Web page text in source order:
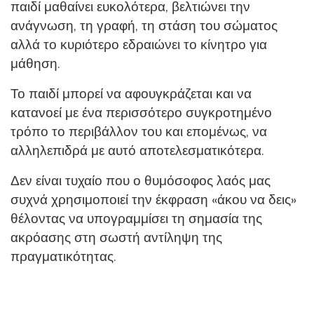
παιδί μαθαίνει ευκολότερα, βελτιώνει την
ανάγνωση, τη γραφή, τη στάση του σώματος
αλλά το κυριότερο εδραιώνει το κίνητρο για
μάθηση.
Το παιδί μπορεί να αφουγκράζεται και να
κατανοεί με ένα περισσότερο συγκροτημένο
τρόπο το περιβάλλον του και επομένως, να
αλληλεπιδρά με αυτό αποτελεσματικότερα.
Δεν είναι τυχαίο που ο θυμόσοφος λαός μας
συχνά χρησιμοποιεί την έκφραση «άκου να δεις»
θέλοντας να υπογραμμίσει τη σημασία της
ακρόασης στη σωστή αντίληψη της
πραγματικότητας.